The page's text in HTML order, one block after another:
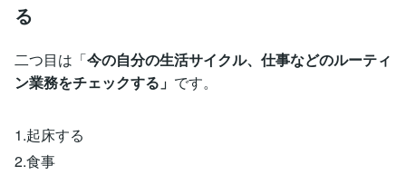
る
二つ目は「今の自分の生活サイクル、仕事などのルーティ
ン業務をチェックする」 です。
1.起床する
2.食事